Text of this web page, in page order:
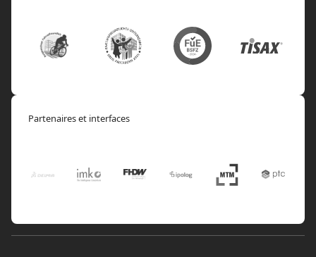
Partenaires et interfaces